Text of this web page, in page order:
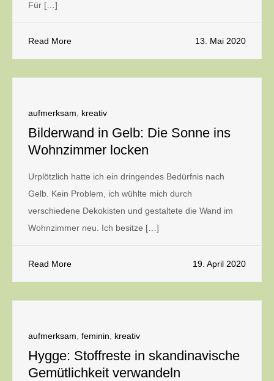
Für […]
Read More 13. Mai 2020
aufmerksam kreativ
Bilderwand in Gelb: Die Sonne ins
Wohnzimmer locken
Urplötzlich hatte ich ein dringendes Bedürfnis nach
Gelb. Kein Problem, ich wühlte mich durch
verschiedene Dekokisten und gestaltete die Wand im
Wohnzimmer neu. Ich besitze […]
Read More 19. April 2020
aufmerksam feminin kreativ
Hygge: Stoffreste in skandinavische
Gemütlichkeit verwandeln